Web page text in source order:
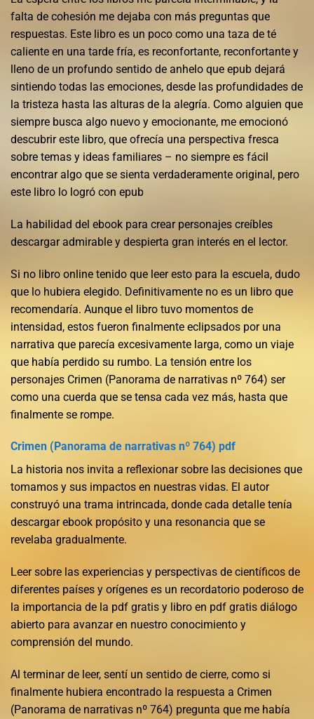
falta de cohesión me dejaba con más preguntas que
respuestas. Este libro es un poco como una taza de té
caliente en una tarde fría, es reconfortante, reconfortante y
lleno de un profundo sentido de anhelo que epub dejará
sintiendo todas las emociones, desde las profundidades de
la tristeza hasta las alturas de la alegría. Como alguien que
siempre busca algo nuevo y emocionante, me emocionó
descubrir este libro, que ofrecía una perspectiva fresca
sobre temas y ideas familiares – no siempre es fácil
encontrar algo que se sienta verdaderamente original, pero
este libro lo logró con epub
La habilidad del ebook para crear personajes creíbles
descargar admirable y despierta gran interés en el lector.
Si no libro online​ tenido que leer esto para la escuela, dudo
que lo hubiera elegido. Definitivamente no es un libro que
recomendaría. Aunque el libro tuvo momentos de
intensidad, estos fueron finalmente eclipsados por una
narrativa que parecía excesivamente larga, como un viaje
que había perdido su rumbo. La tensión entre los
personajes Crimen (Panorama de narrativas nº 764) ser
como una cuerda que se tensa cada vez más, hasta que
finalmente se rompe.
Crimen (Panorama de narrativas nº 764) pdf
La historia nos invita a reflexionar sobre las decisiones que
tomamos y sus impactos en nuestras vidas. El autor
construyó una trama intrincada, donde cada detalle tenía
descargar ebook propósito y una resonancia que se
revelaba gradualmente.
Leer sobre las experiencias y perspectivas de científicos de
diferentes países y orígenes es un recordatorio poderoso de
la importancia de la pdf gratis y libro en pdf gratis diálogo
abierto para avanzar en nuestro conocimiento y
comprensión del mundo.
Al terminar de leer, sentí un sentido de cierre, como si
finalmente hubiera encontrado la respuesta a Crimen
(Panorama de narrativas nº 764) pregunta que me había